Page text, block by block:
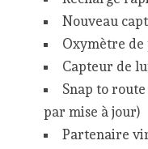
Nouveau
Oxymètre de
Capteur de
Snap to
par mise à jour)
Partenaire